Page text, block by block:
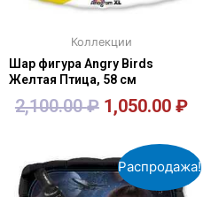
Коллекции
Шар фигура Angry Birds
Желтая Птица, 58 см
2,100.00₽ 1,050.00 ₽
Распродажа!